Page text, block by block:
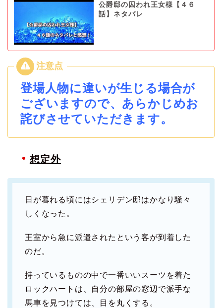
公爵邸の囚われ王女様【４６
話】ネタバレ
登場人物に違いが生じる場合が
ございますので、あらかじめお
詫びさせていただきます。
想定外
日が暮れる頃にはシェリデン邸はかなり騒々
しくなった。
王室から急に派遣されたという客が到着した
のだ。
持っているものの中で一番いいスーツを着た
ロックハートは、自分の部屋の窓辺で派手な
馬車を見つけては、目を丸くする。